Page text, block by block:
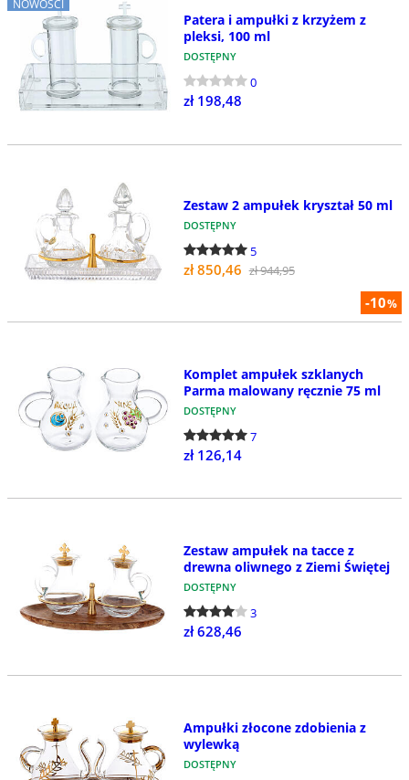
NOWOŚCI
Patera i ampułki z krzyżem z
pleksi, 100 ml
DOSTĘPNY
0
zł 198,48
-10%
Zestaw 2 ampułek kryształ 50 ml
DOSTĘPNY
5
zł 850,46 zł 944,95
Komplet ampułek szklanych
Parma malowany ręcznie 75 ml
DOSTĘPNY
7
zł 126,14
Zestaw ampułek na tacce z
drewna oliwnego z Ziemi Świętej
DOSTĘPNY
3
zł 628,46
Ampułki złocone zdobienia z
wylewką
DOSTĘPNY